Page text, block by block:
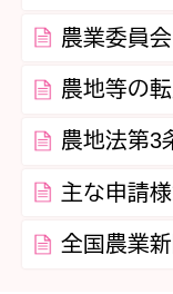
農業委員
農地等の
農地法第3
主な申請
全国農業